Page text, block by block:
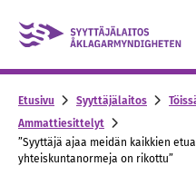
Skip to content -
Etusivu Syyttäjälaitos
Ammattiesittelyt
”Syyttäjä ajaa meidän kaikkien
yhteiskuntanormeja on rikottu”